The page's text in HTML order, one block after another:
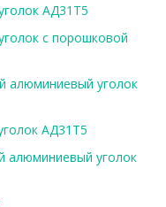
АД31Т5
с порошковой
алюминиевый уголок
АД31Т5
алюминиевый уголок